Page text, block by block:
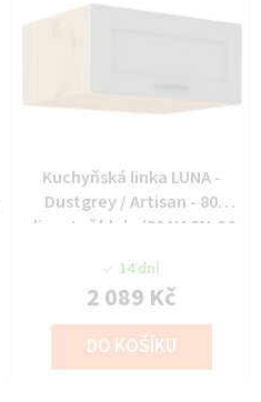
Kuchyňská linka LUNA -
Dustgrey / Artisan - 80
digestoř hlub. (80 NAGU-36
14 dní
2 089 Kč
DO KOŠÍKU